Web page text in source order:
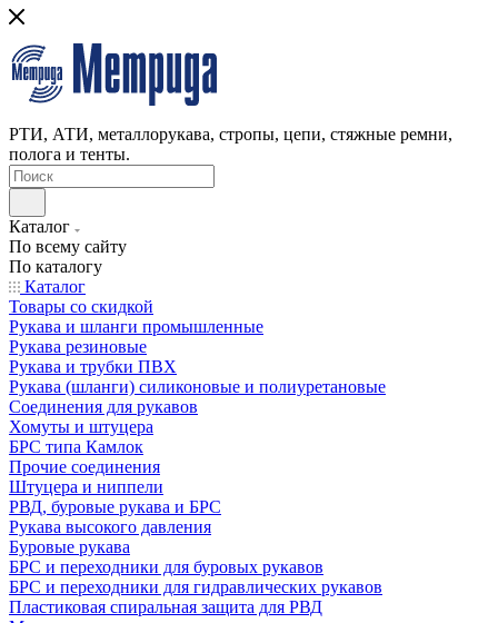
РТИ, АТИ, металлорукава, стропы, цепи, стяжные ремни,
полога и тенты.
Каталог
По всему сайту
По каталогу
Каталог
Товары со скидкой
Рукава и шланги промышленные
Рукава резиновые
Рукава и трубки ПВХ
Рукава (шланги) силиконовые и полиуретановые
Соединения для рукавов
Хомуты и штуцера
БРС типа Камлок
Прочие соединения
Штуцера и ниппели
РВД, буровые рукава и БРС
Рукава высокого давления
Буровые рукава
БРС и переходники для буровых рукавов
БРС и переходники для гидравлических рукавов
Пластиковая спиральная защита для РВД